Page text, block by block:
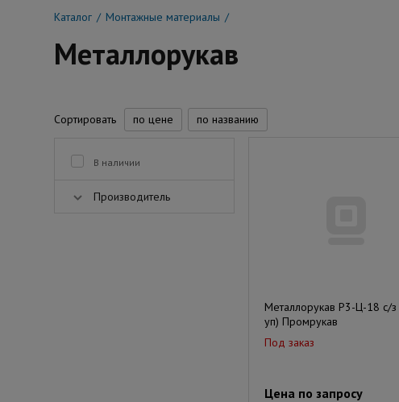
Каталог Монтажные материалы
Металлорукав
Сортировать по цене по названию
В наличии
Производитель
Металлорукав Р3-Ц-18 с/
уп) Промрукав
Под заказ
Цена по запросу